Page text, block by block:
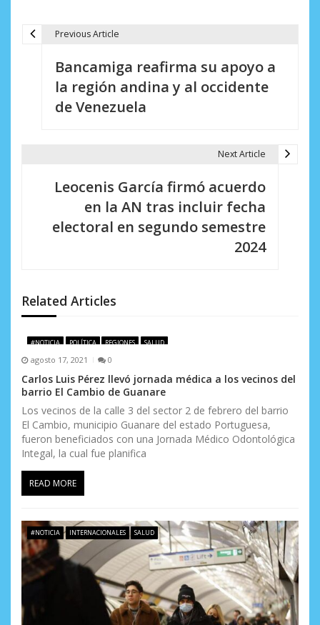
d
e
n
t
r
a
d
s
Previous Article
Bancamiga reafirma su apoyo a
la región andina y al occidente
de Venezuela
Next Article
Leocenis García firmó acuerdo
en la AN tras incluir fecha
electoral en segundo semestre
2024
Related Articles
#NOTICIA POLÍTICA REGIONES SALUD
agosto 17, 2021 0
Carlos Luis Pérez llevó jornada médica a los vecinos del
barrio El Cambio de Guanare
Los vecinos de la calle 3 del sector 2 de febrero del barrio
El Cambio, municipio Guanare del estado Portuguesa,
fueron beneficiados con una Jornada Médico Odontológica
Integal, la cual fue planifica
READ MORE
#NOTICIA INTERNACIONALES SALUD